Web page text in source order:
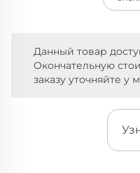
Данный товар
Окончательную
заказу уточняйте